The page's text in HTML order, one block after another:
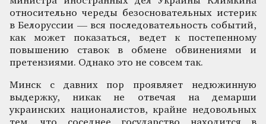
относительно череды безосновательных истерик
в Белоруссии — вся последовательность событий,
как может показаться, ведет к постепенному
повышению ставок в обмене обвинениями и
претензиями. Однако это не совсем так.
Минск с давних пор проявляет недюжинную
выдержку, никак не отвечая на демарши
украинских националистов, крайне недовольных